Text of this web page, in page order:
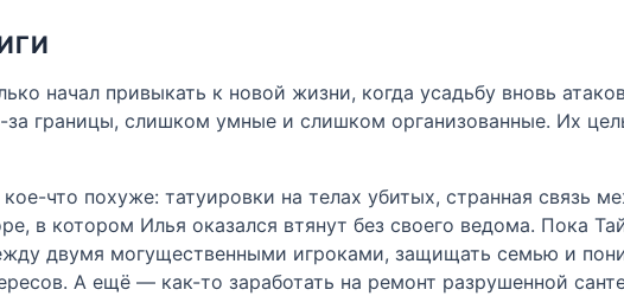
начал привыкать к новой жизни, когда усадьбу вновь
границы, слишком умные и слишком организованные. Их
что похуже: татуировки на телах убитых, странная связь
в котором Илья оказался втянут без своего ведома. Пока
двумя могущественными игроками, защищать семью и
А ещё — как-то заработать на ремонт разрушенной